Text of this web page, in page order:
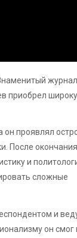
приобрел
проявлял
После
и
сложные
и
он смог